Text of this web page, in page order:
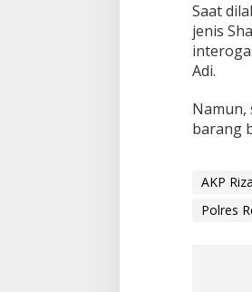
Saat
jenis
Adi.
Namun,
barang
AKP Riza
Polres